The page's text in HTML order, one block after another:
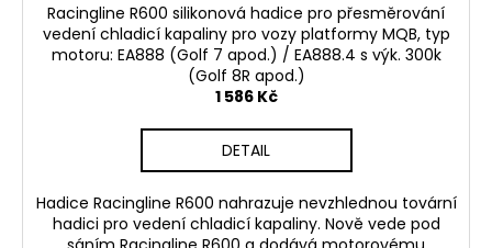
Racingline R600 silikonová hadice pro přesměrování
vedení chladicí kapaliny pro vozy platformy MQB, typ
motoru: EA888 (Golf 7 apod.) / EA888.4 s výk. 300k
(Golf 8R apod.)
1 586 Kč
DETAIL
Hadice Racingline R600 nahrazuje nevzhlednou tovární
hadici pro vedení chladicí kapaliny. Nově vede pod